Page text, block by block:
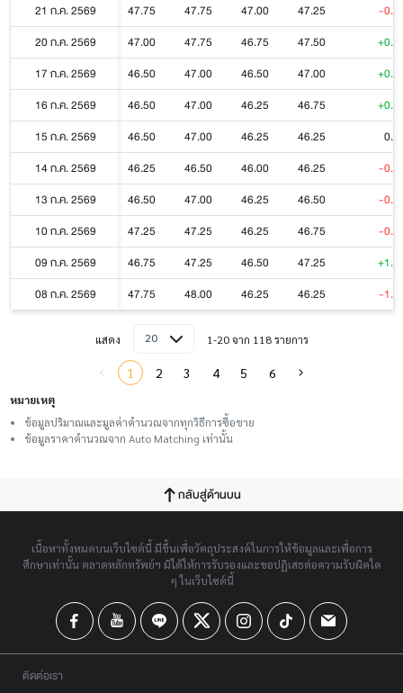
21 ก.ค. 2569
47.75 47.75 47.00 47.25
-
20 ก.ค. 2569
47.00 47.75 46.75 47.50
17 ก.ค. 2569
46.50 47.00 46.50 47.00
16 ก.ค. 2569
46.50 47.00 46.25 46.75
15 ก.ค. 2569
46.50 47.00 46.25 46.25
14 ก.ค. 2569
46.25 46.50 46.00 46.25
-
13 ก.ค. 2569
46.50 47.00 46.25 46.50
-
10 ก.ค. 2569
47.25 47.25 46.25 46.75
-
09 ก.ค. 2569
46.75 47.25 46.50 47.25
08 ก.ค. 2569
47.75 48.00 46.25 46.25 -
แสดง 20 1-20 จาก 118 รายการ
1 2 3 4 5 6
หมายเหตุ
ข้อมูลปริมาณและมูลค่าคำนวณจากทุกวิธีการซื้อขาย
ข้อมูลราคาคำนวณจาก Auto Matching เท่านั้น
กลับสู่ด้านบน
เนื้อหาทั้งหมดบนเว็บไซต์นี้ มีขึ้นเพื่อวัตถุประสงค์ในการให้ข้อมูลและเพื่อการ
ศึกษาเท่านั้น ตลาดหลักทรัพย์ฯ มิได้ให้การรับรองและขอปฏิเสธต่อความรับผิดใด
ๆ ในเว็บไซต์นี้
ติดต่อเรา